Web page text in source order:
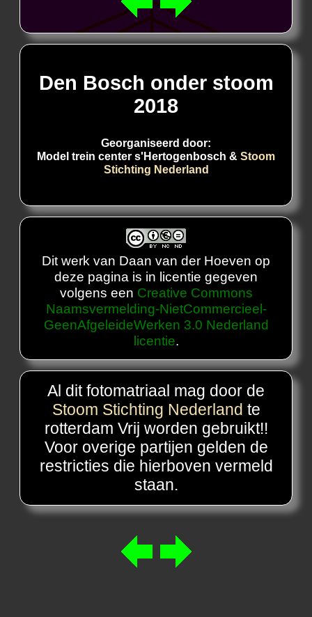
Den Bosch onder stoom
2018
Georganiseerd door:
Model trein center s'Hertogenbosch & Stoom
Stichting Nederland
Dit werk van Daan van der Hoeven op
deze pagina is in licentie gegeven
volgens een Creative Commons
Naamsvermelding-NietCommercieel-
GeenAfgeleideWerken 3.0 Nederland
licentie.
Al dit fotomatriaal mag door de
Stoom Stichting Nederland te
rotterdam Vrij worden gebruikt!!
Voor overige partijen gelden de
restricties die hierboven vermeld
staan.